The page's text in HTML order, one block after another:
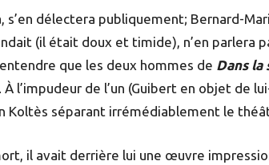
s’en délectera publiquement; Bernard-
(il était doux et timide), n’en parlera
que les deux hommes de Dans la
l’impudeur de l’un (Guibert en objet de
Koltès séparant irrémédiablement le
il avait derrière lui une œuvre